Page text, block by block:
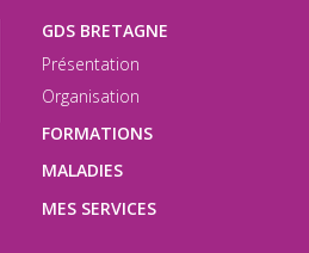
GDS BRETAGNE
Présentation
Organisation
FORMATIONS
MALADIES
MES SERVICES